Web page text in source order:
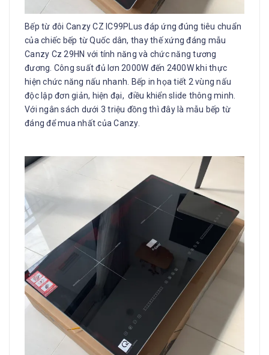
Bếp từ đôi Canzy CZ IC99PLus đáp ứng đúng tiêu chuẩn
của chiếc bếp từ Quốc dân, thay thế xứng đáng mẫu
Canzy Cz 29HN với tính năng và chức năng tương
đương. Công suất đủ lơn 2000W đến 2400W khi thực
hiện chức năng nấu nhanh. Bếp in họa tiết 2 vùng nấu
độc lập đơn giản, hiện đại, điều khiển slide thông minh.
Với ngân sách dưới 3 triệu đồng thì đây là mẫu bếp từ
đáng để mua nhất của Canzy.